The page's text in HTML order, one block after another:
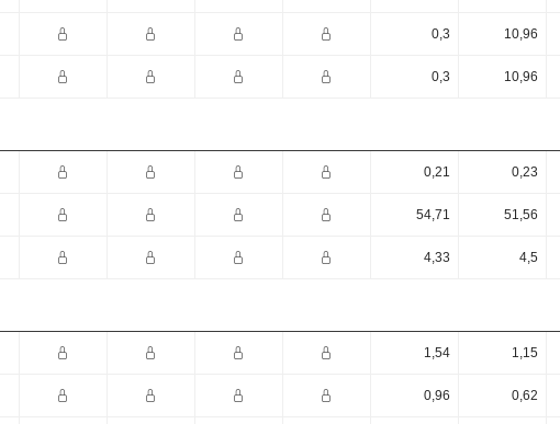
0,3 10,96
0,3 10,96
0,21 0,23
54,71 51,56
4,33 4,5
1,54 1,15
0,96 0,62